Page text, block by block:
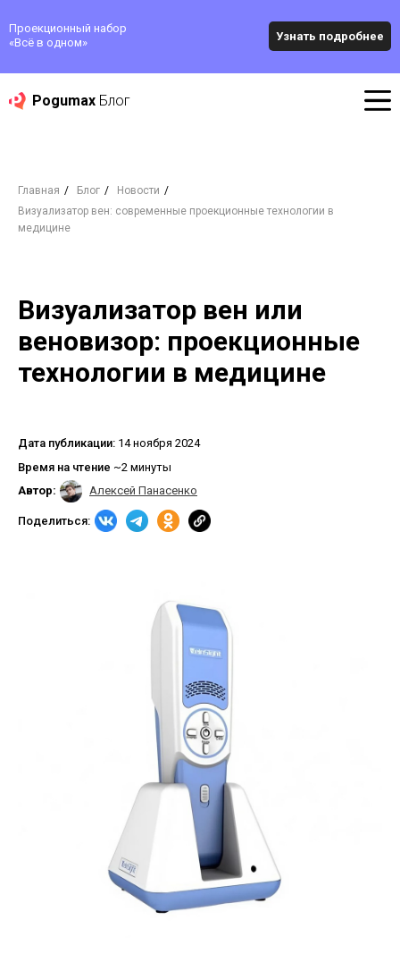
Проекционный набор
«‎Всё в одном»
Узнать подробнее
Pogumax Блог
Главная / Блог / Новости /
Визуализатор вен: современные проекционные технологии в
медицине
Визуализатор вен или
веновизор: проекционные
технологии в медицине
Поделиться:
Время на чтение ~2 минуты
Дата публикации: 14 ноября 2024
Автор: Алексей Панасенко